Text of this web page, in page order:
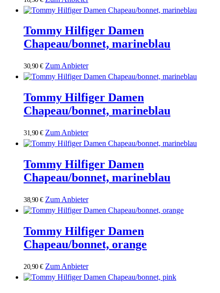
Tommy Hilfiger Damen
Chapeau/bonnet, marineblau
30,90€ Zum Anbieter
Tommy Hilfiger Damen
Chapeau/bonnet, marineblau
31,90€ Zum Anbieter
Tommy Hilfiger Damen
Chapeau/bonnet, marineblau
38,90€ Zum Anbieter
Tommy Hilfiger Damen
Chapeau/bonnet, orange
20,90€ Zum Anbieter